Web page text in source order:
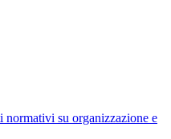
normativi su organizzazione e